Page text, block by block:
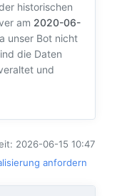
historischen
am 2020-06-
unser Bot nicht
die Daten
und
2026-06-15 10:47
anfordern